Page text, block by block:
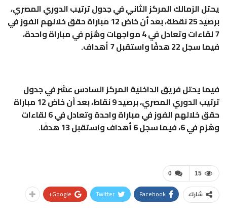
يحتل الزمالك المركز الثاني في جدول ترتيب الدوري المصري،
برصيد 25 نقطة، بعد أن خاض 12 مباراة حقق خلالهم الفوز في
7 لقاءات وتعادل في 4 مواجهات وهُزم في مباراة واحدة،
فيما سجل 22 هدفًا واستقبل 7 أهداف.
فيما يحتل فريق الداخلية المركز السادس عشر في جدول
ترتيب الدوري المصري، برصيد 9 نقاط، بعد أن خاض 12 مباراة
حقق خلالهم الفوز في مباراة واحدة وتعادل في 6 لقاءات
وهُزم في 6، فيما سجل 6 أهداف واستقبل 13 هدفًا.
0 15
شارك Facebook
Twitter
Google+